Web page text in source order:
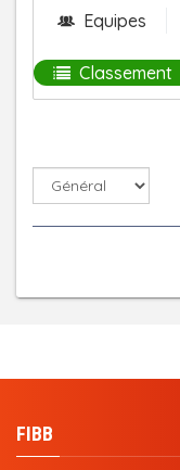
Equipes
Classement
FIBB